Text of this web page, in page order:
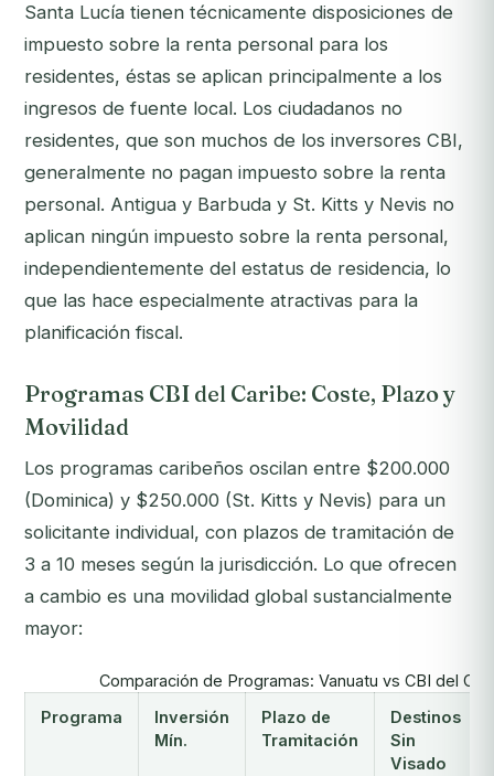
Santa Lucía tienen técnicamente disposiciones de
impuesto sobre la renta personal para los
residentes, éstas se aplican principalmente a los
ingresos de fuente local. Los ciudadanos no
residentes, que son muchos de los inversores CBI,
generalmente no pagan impuesto sobre la renta
personal. Antigua y Barbuda y St. Kitts y Nevis no
aplican ningún impuesto sobre la renta personal,
independientemente del estatus de residencia, lo
que las hace especialmente atractivas para la
planificación fiscal.
Programas CBI del Caribe: Coste, Plazo y
Movilidad
Los programas caribeños oscilan entre $200.000
(Dominica) y $250.000 (St. Kitts y Nevis) para un
solicitante individual, con plazos de tramitación de
3 a 10 meses según la jurisdicción. Lo que ofrecen
a cambio es una movilidad global sustancialmente
mayor:
Comparación de Programas: Vanuatu vs CBI del
Programa
Inversión
Mín.
Plazo de
Tramitación
Destinos
Sin
Visado